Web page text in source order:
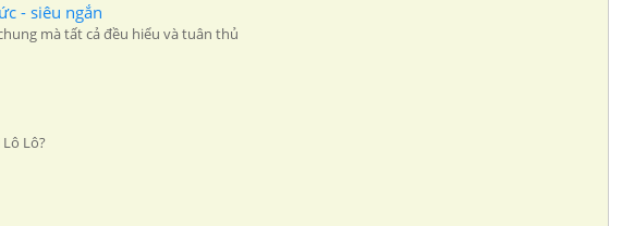
- siêu ngắn
mà tất cả đều hiểu và tuân thủ
Lô?